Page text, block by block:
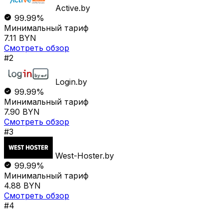
Active.by
99.99%
Минимальный тариф
7.11 BYN
Смотреть обзор
#2
Login.by
99.99%
Минимальный тариф
7.90 BYN
Смотреть обзор
#3
West-Hoster.by
99.99%
Минимальный тариф
4.88 BYN
Смотреть обзор
#4